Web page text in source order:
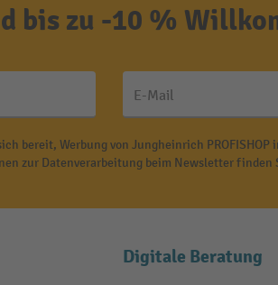
bis zu -10 %
E-Mail
bereit, Werbung von Jungheinrich
zur Datenverarbeitung beim Newsletter finden
Digitale Beratung